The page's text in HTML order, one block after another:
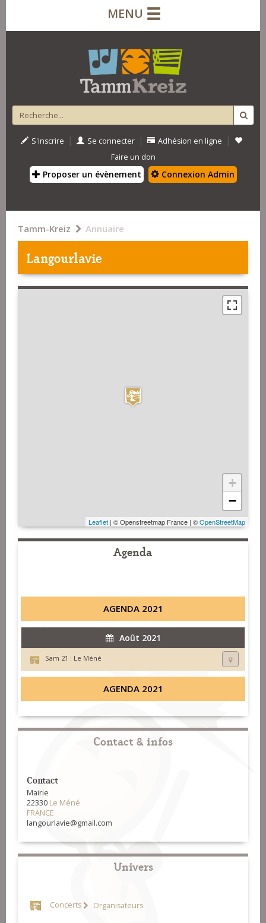
MENU
S'inscrire | Se connecter | Adhésion en ligne |
Faire un don
Proposer un évènement Connexion Admin
Tamm-Kreiz Annuaire
Langourlavie
+
−
Leaflet | © Openstreetmap France | ©OpenStreetMap
Agenda
AGENDA 2021
Août 2021
Sam 21 : Le Méné
AGENDA 2021
Contact & infos
Contact
Mairie
22330 Le Méné
FRANCE
langourlavie@gmail.com
Univers
Concerts Organisateurs